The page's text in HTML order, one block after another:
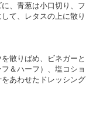
、青葱は小口切り、フ
て、レタスの上に散り
散りばめ、ビネガーと
＆ハーフ）、塩コショ
あわせたドレッシング